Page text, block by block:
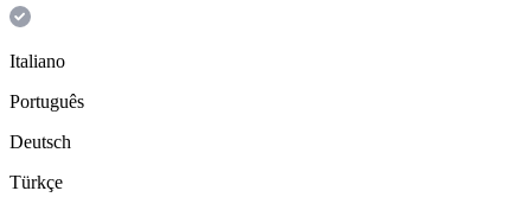
Italiano
Português
Deutsch
Türkçe